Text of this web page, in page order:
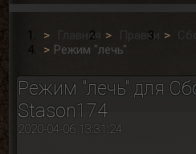
Главная Правки
Режим "лечь"
Режим "лечь" для
Stason174
2020-04-06 13:31:24